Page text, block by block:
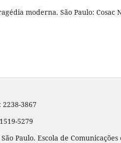
moderna. São Paulo: Cosac
: 2238-3867
5279
Paulo. Escola de